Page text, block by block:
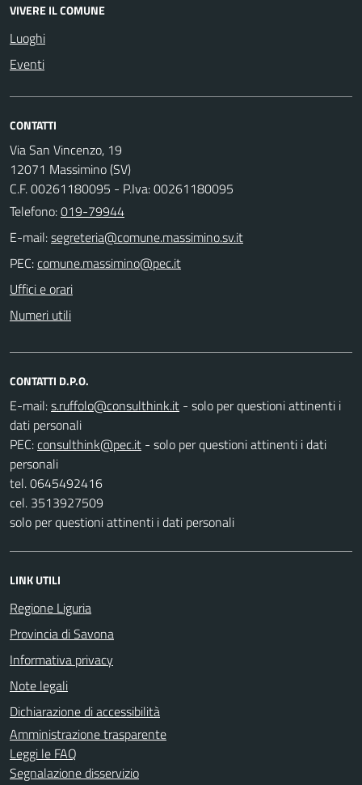
VIVERE IL COMUNE
Luoghi
Eventi
CONTATTI
Via San Vincenzo, 19
12071 Massimino (SV)
C.F. 00261180095 - P.Iva: 00261180095
Telefono:019-79944
E-mail:
PEC:
Uffici e orari
Numeri utili
CONTATTI D.P.O.
E-mail:
- solo per questioni attinenti i
dati personali
PEC:
- solo per questioni attinenti i dati
personali
tel. 0645492416
cel. 3513927509
solo per questioni attinenti i dati personali
LINK UTILI
Regione Liguria
Provincia di Savona
Informativa privacy
Note legali
Dichiarazione di accessibilità
Amministrazione trasparente
Leggi le FAQ
Segnalazione disservizio